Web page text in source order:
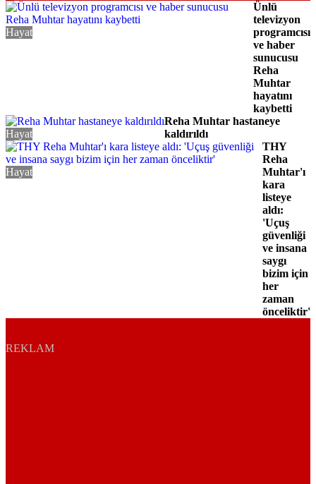
Hayat
Ünlü
televizyon
programcısı
ve haber
sunucusu
Reha
Muhtar
hayatını
kaybetti
Hayat
Reha Muhtar hastaneye
kaldırıldı
Hayat
THY
Reha
Muhtar'ı
kara
listeye
aldı:
'Uçuş
güvenliği
ve insana
saygı
bizim için
her
zaman
önceliktir'
REKLAM